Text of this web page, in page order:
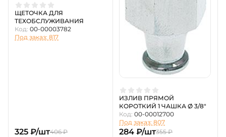
ЩЕТОЧКА ДЛЯ
ТЕХОБСЛУЖИВАНИЯ
Код: 00-00003782
Под заказ: 817
325 ₽/шт406 ₽
ИЗЛИВ ПРЯМОЙ
КОРОТКИЙ 1 ЧАШКА Ø 3/8"
Код: 00-00012700
Под заказ: 807
284 ₽/шт355 ₽